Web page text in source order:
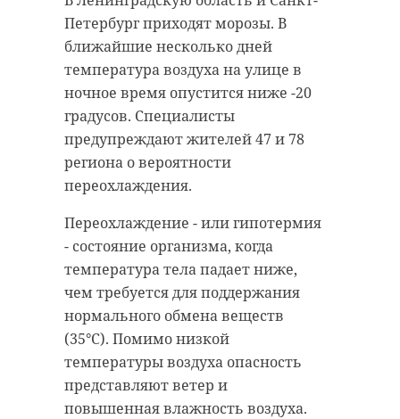
Петербург приходят морозы. В
ближайшие несколько дней
температура воздуха на улице в
ночное время опустится ниже -20
градусов. Специалисты
предупреждают жителей 47 и 78
региона о вероятности
переохлаждения.
Переохлаждение - или гипотермия
- состояние организма, когда
температура тела падает ниже,
чем требуется для поддержания
нормального обмена веществ
(35°C). Помимо низкой
температуры воздуха опасность
представляют ветер и
повышенная влажность воздуха.
В Альпах на горе Монблан в 2013
году альпинист из Франции нашел
металлическую коробку. Внутри
оказалось 140 грамм изумрудов,
рубинов и сапфиров,
расфасованных по пакетам с
Мужчина передал все
правительству в соответствии с
законодательством Франции.
Предварительно, драгоценности
могли находиться на одном из
двух самолётов Air India. которые
в 1950 и в 1966 годах врезались в
Монблан. С того времени в разные